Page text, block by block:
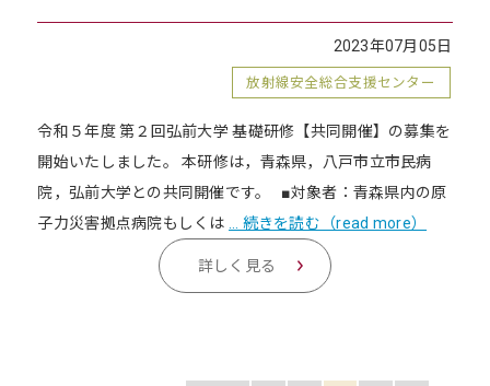
2023年07月05日
放射線安全総合支援センター
令和５年度 第２回弘前大学 基礎研修【共同開催】の募集を
開始いたしました。 本研修は，青森県，八戸市立市民病
院，弘前大学との共同開催です。 ■対象者：青森県内の原
子力災害拠点病院もしくは
… 続きを読む（read more）
詳しく見る